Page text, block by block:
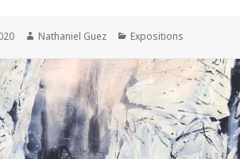
Auteur
Nathaniel Guez Catégories
Expositions